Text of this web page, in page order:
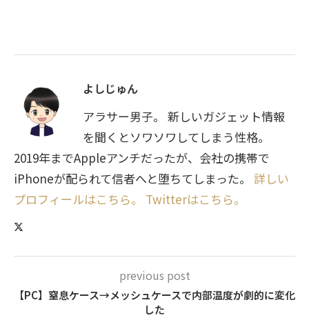
よしじゅん
アラサー男子。 新しいガジェット情報
を聞くとソワソワしてしまう性格。
2019年までAppleアンチだったが、会社の携帯で
iPhoneが配られて信者へと堕ちてしまった。 詳しい
プロフィールはこちら。
Twitterはこちら。
previous post
【PC】窒息ケース→メッシュケースで内部温度が劇的に変化
した